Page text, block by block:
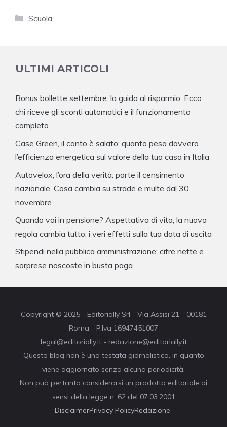
Categorie
Scuola
ULTIMI ARTICOLI
Bonus bollette settembre: la guida al risparmio. Ecco
chi riceve gli sconti automatici e il funzionamento
completo
Case Green, il conto è salato: quanto pesa davvero
l’efficienza energetica sul valore della tua casa in Italia
Autovelox, l’ora della verità: parte il censimento
nazionale. Cosa cambia su strade e multe dal 30
novembre
Quando vai in pensione? Aspettativa di vita, la nuova
regola cambia tutto: i veri effetti sulla tua data di uscita
Stipendi nella pubblica amministrazione: cifre nette e
sorprese nascoste in busta paga
Copyright © 2025 - Editorially Srl - Via Assisi 21 - 00181
Roma - P.Iva 16947451007
legal@editorially.it - redazione@editorially.it
Questo blog non è una testata giornalistica, in quanto
viene aggiornato senza alcuna periodicità.
Non può pertanto considerarsi un prodotto editoriale ai
sensi della legge n. 62 del 07.03.2001
DisclaimerPrivacy PolicyRedazione